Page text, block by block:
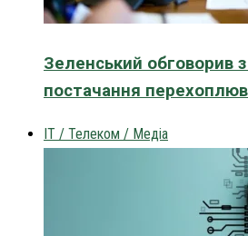
Зеленський обговорив
постачання
IT / Телеком / Медіа